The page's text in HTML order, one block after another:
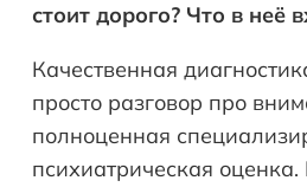
стоит дорого? Что в неё
Качественная
просто разговор про
полноценная
психиатрическая